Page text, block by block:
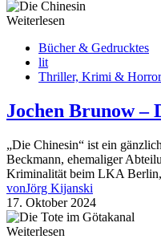
Weiterlesen
Bücher & Gedrucktes
lit
Thriller, Krimi & Horror
Jochen Brunow –
„Die Chinesin“ ist ein
Beckmann, ehemaliger
Kriminalität beim LKA
vonJörg Kijanski
17. Oktober 2024
Weiterlesen